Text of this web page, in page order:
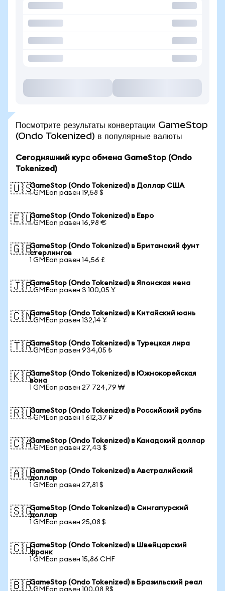
Посмотрите результаты конвертации GameStop
(Ondo Tokenized) в популярные валюты
Сегодняшний курс обмена GameStop (Ondo
Tokenized)
🇺🇸GameStop (Ondo Tokenized) в Доллар США
1 GMEon равен 19,58 $
🇪🇺GameStop (Ondo Tokenized) в Евро
1 GMEon равен 16,98 €
🇬🇧GameStop (Ondo Tokenized) в Британский фунт
стерлингов
1 GMEon равен 14,56 £
🇯🇵GameStop (Ondo Tokenized) в Японская иена
1 GMEon равен 3 100,05 ¥
🇨🇳GameStop (Ondo Tokenized) в Китайский юань
1 GMEon равен 132,14 ¥
🇹🇷GameStop (Ondo Tokenized) в Турецкая лира
1 GMEon равен 934,05 ₺
🇰🇷GameStop (Ondo Tokenized) в Южнокорейская
вона
1 GMEon равен 27 724,79 ₩
🇷🇺GameStop (Ondo Tokenized) в Российский рубль
1 GMEon равен 1 612,37 ₽
🇨🇦GameStop (Ondo Tokenized) в Канадский доллар
1 GMEon равен 27,43 $
🇦🇺GameStop (Ondo Tokenized) в Австралийский
доллар
1 GMEon равен 27,81 $
🇸🇬GameStop (Ondo Tokenized) в Сингапурский
доллар
1 GMEon равен 25,08 $
🇨🇭GameStop (Ondo Tokenized) в Швейцарский
франк
1 GMEon равен 15,86 CHF
🇧🇷GameStop (Ondo Tokenized) в Бразильский реал
1 GMEon равен 100,08 R$